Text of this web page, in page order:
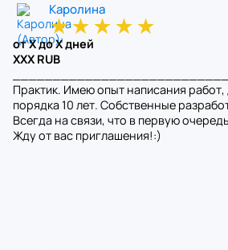
Каролина
★★★★★
от X до X дней
XXX RUB
Практик. Имею опыт написания
порядка 10 лет. Собственные
Всегда на связи, что в первую
Жду от вас приглашения!:)